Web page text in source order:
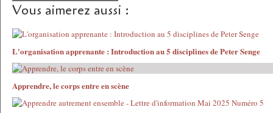
Vous aimerez aussi :
L'organisation apprenante : Introduction au 5 disciplines de Peter Senge
Apprendre, le corps entre en scène